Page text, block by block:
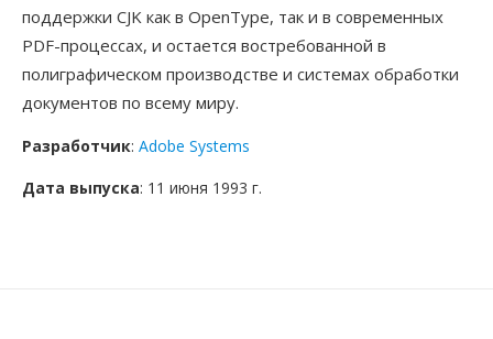
поддержки CJK как в OpenType, так и в современных
PDF-процессах, и остается востребованной в
полиграфическом производстве и системах обработки
документов по всему миру.
Разработчик: Adobe Systems
Дата выпуска: 11 июня 1993 г.